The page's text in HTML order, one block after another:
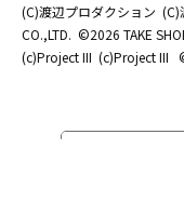
(C)渡辺プロダクション (C)
CO.,LTD. ©2026 TAKE
(c)Project III (c)Project III